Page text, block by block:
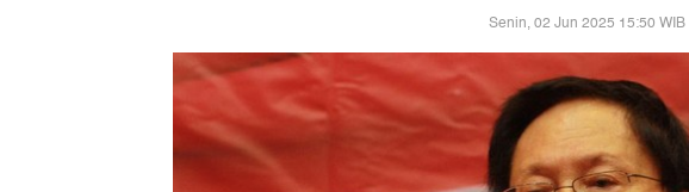
Senin, 02 Jun 2025 15:50 WIB